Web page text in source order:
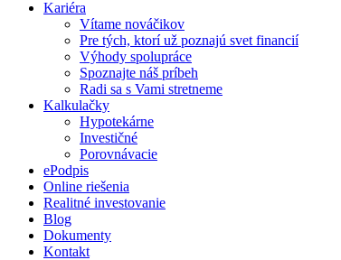
Kariéra
Vítame nováčikov
Pre tých, ktorí už poznajú svet financií
Výhody spolupráce
Spoznajte náš príbeh
Radi sa s Vami stretneme
Kalkulačky
Hypotekárne
Investičné
Porovnávacie
ePodpis
Online riešenia
Realitné investovanie
Blog
Dokumenty
Kontakt